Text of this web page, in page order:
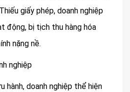
giấy phép, doanh nghiệp
động, bị tịch thu hàng hóa
nặng nề.
nghiệp
hành, doanh nghiệp thể hiện